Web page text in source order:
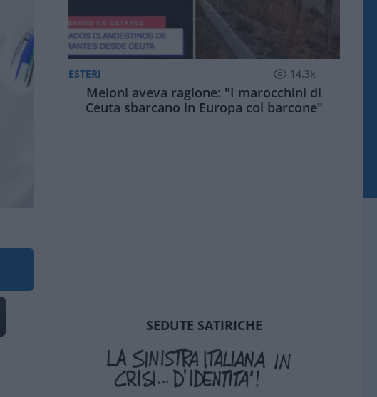
ESTERI 14.3k
Meloni aveva ragione: "I marocchini di
Ceuta sbarcano in Europa col barcone"
SEDUTE SATIRICHE